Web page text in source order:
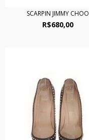
SCARPIN JIMMY CHOO
R$680,00